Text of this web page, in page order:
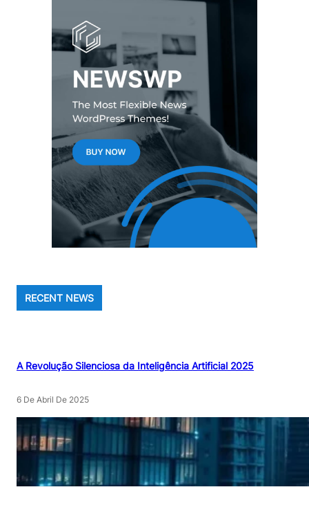
RECENT NEWS
A Revolução Silenciosa da Inteligência Artificial 2025
6 De Abril De 2025